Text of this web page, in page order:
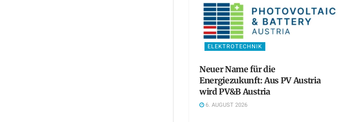
ELEKTROTECHNIK
Neuer Name für die
Energiezukunft: Aus PV Austria
wird PV&B Austria
6. AUGUST 2026